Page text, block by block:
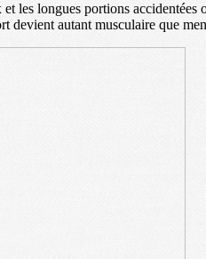
les longues portions accidentées
devient autant musculaire que